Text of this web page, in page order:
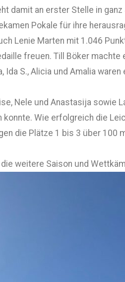
damit an erster Stelle in
Pokale für ihre
Lenie Marten mit 1.046
freuen. Till Böker
Ida S., Alicia und Amalia
Nele und Anastasija
Wie erfolgreich die
die Plätze 1 bis 3 über 100
weitere Saison und